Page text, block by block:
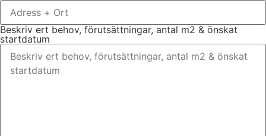
Beskriv ert behov, förutsättningar, antal m2 & önskat
startdatum